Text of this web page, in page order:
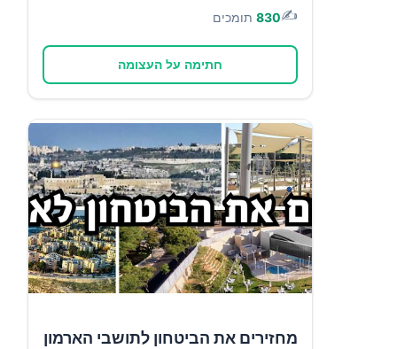
✍️
830 תומכים
חתימה על העצומה
מחזירים את הביטחון לתושבי הארמון